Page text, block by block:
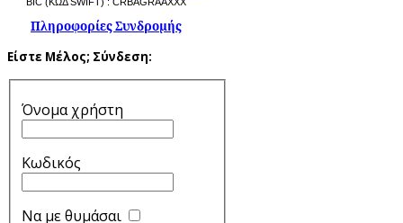
Πληροφορίες Συνδρομής
Είστε Μέλος; Σύνδεση:
Όνομα χρήστη
Κωδικός
Να με θυμάσαι